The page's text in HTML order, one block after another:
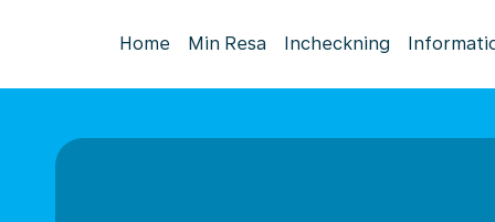
Home Min Resa Incheckning